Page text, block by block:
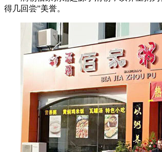
得几回尝”美誉。